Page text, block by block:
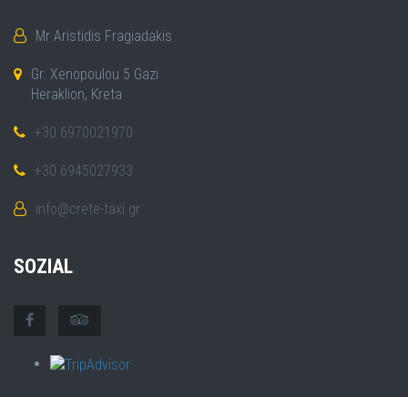
Mr Aristidis Fragiadakis
Gr. Xenopoulou 5 Gazi
Heraklion, Kreta
+30 6970021970
+30 6945027933
info@crete-taxi.gr
SOZIAL